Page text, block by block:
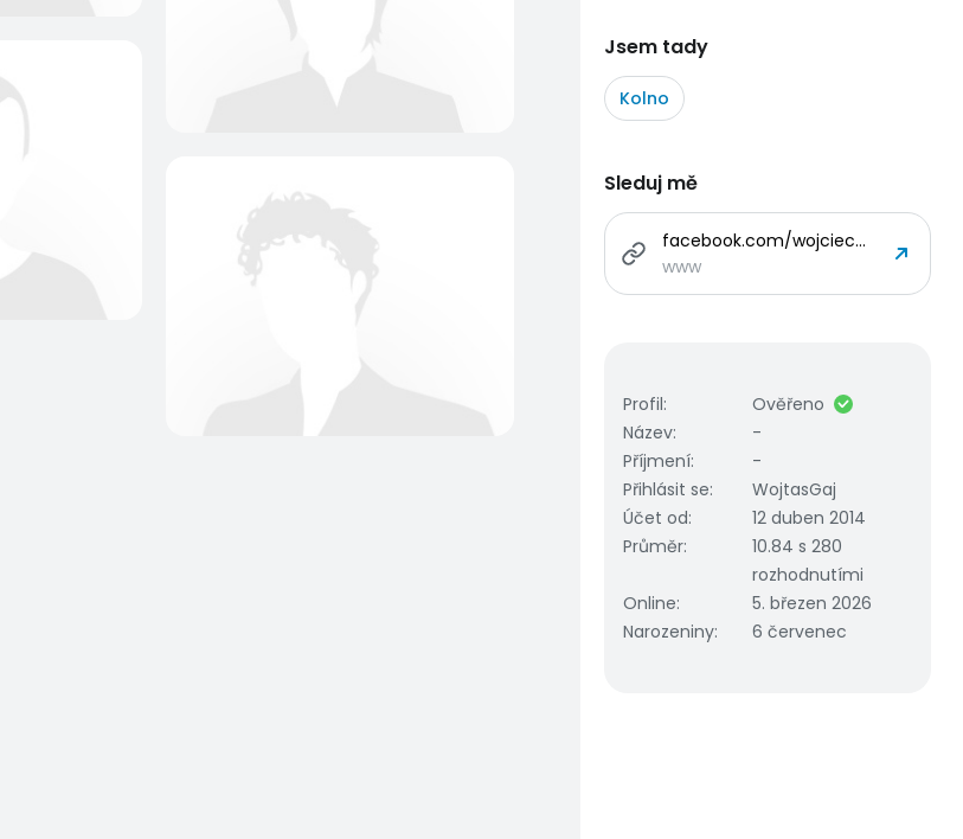
Jsem tady
Kolno
Sleduj mě
facebook.com/wojciech.gajda.520
www
Profil:
Ověřeno
Název:
-
Příjmení:
-
Přihlásit se:
WojtasGaj
Účet od:
12 duben 2014
Průměr:
10.84 s 280
rozhodnutími
Online:
5. březen 2026
Narozeniny: 6 červenec